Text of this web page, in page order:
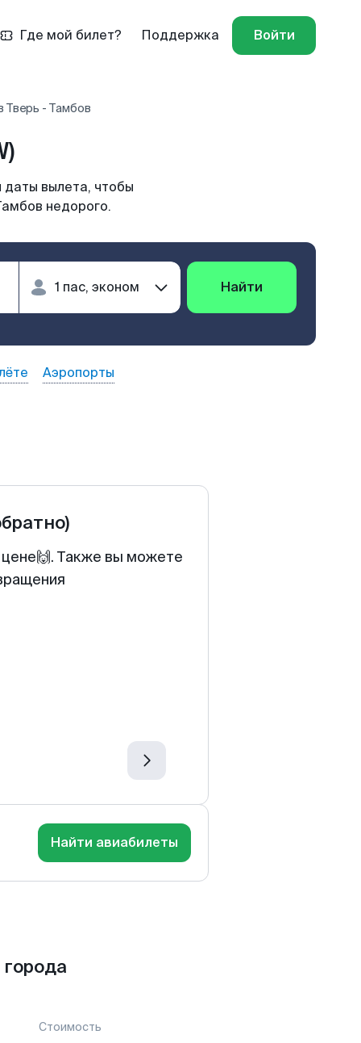
Где мой билет? Поддержка Войти
Тверь - Тамбов
вылета, чтобы
недорого.
Найти
Аэропорты
Также вы можете
Найти авиабилеты
Стоимость